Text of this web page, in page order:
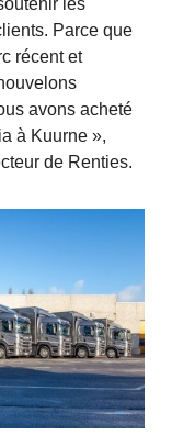
Parce que
récent et
avons acheté
à Kuurne »,
de Renties.